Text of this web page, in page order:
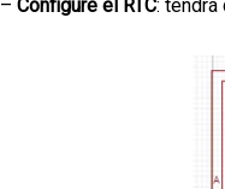
– Configure el RTC: tendrá